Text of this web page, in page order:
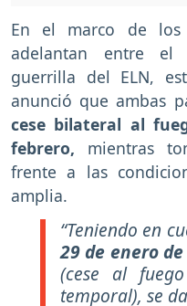
En el marco de
adelantan entre el
guerrilla del ELN,
anunció que ambas
cese bilateral al
febrero, mientras
frente a las
amplia.
“Teniendo en
29 de enero
(cese al
temporal), se